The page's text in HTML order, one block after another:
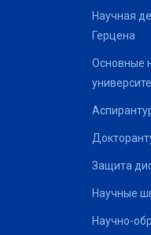
Научная
Герцена
Основные
Защита
Научные
Научно-